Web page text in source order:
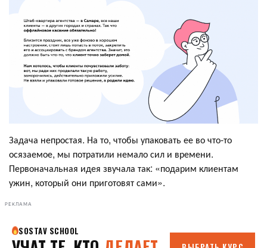
Задача непростая. На то, чтобы упаковать ее во что-то
осязаемое, мы потратили немало сил и времени.
Первоначальная идея звучала так: «подарим клиентам
ужин, который они приготовят сами».
РЕКЛАМА